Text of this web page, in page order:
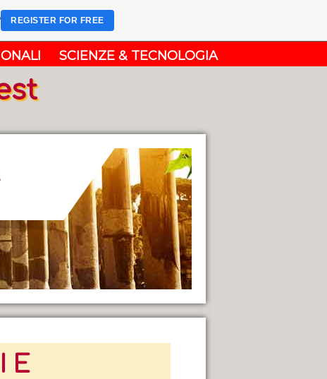
SCIENZE & TECNOLOGIA
E
REGISTER FOR FREE